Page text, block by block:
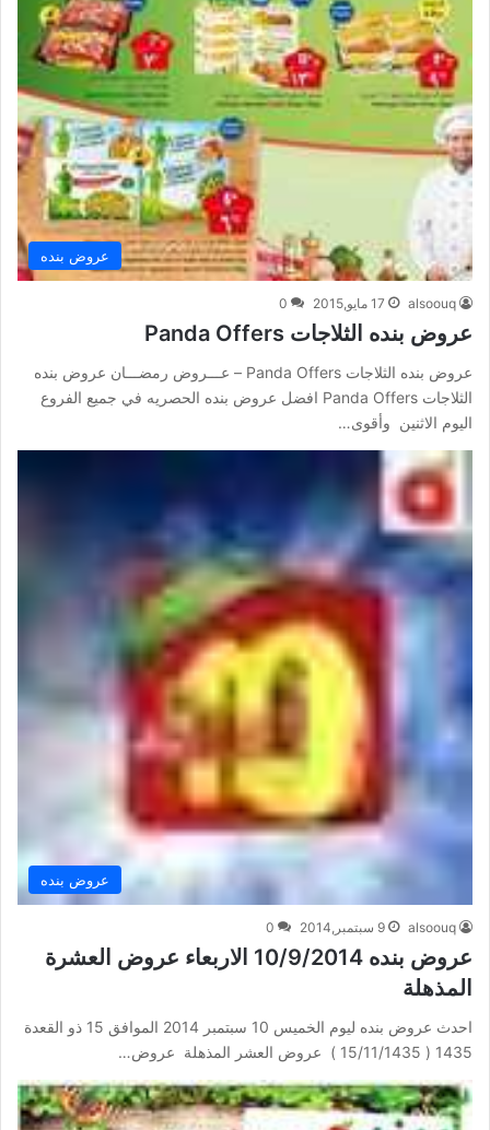
عروض بنده
alsoouq 17 مايو,2015 0
عروض بنده الثلاجات Panda Offers
عروض بنده الثلاجات Panda Offers – عـــروض رمضـــان عروض بنده
الثلاجات Panda Offers افضل عروض بنده الحصريه في جميع الفروع
اليوم الاثنين وأقوى…
عروض بنده
alsoouq 9 سبتمبر,2014 0
عروض بنده 10/9/2014 الاربعاء عروض العشرة
المذهلة
احدث عروض بنده ليوم الخميس 10 سبتمبر 2014 الموافق 15 ذو القعدة
1435 ( 15/11/1435 ) عروض العشر المذهلة عروض…